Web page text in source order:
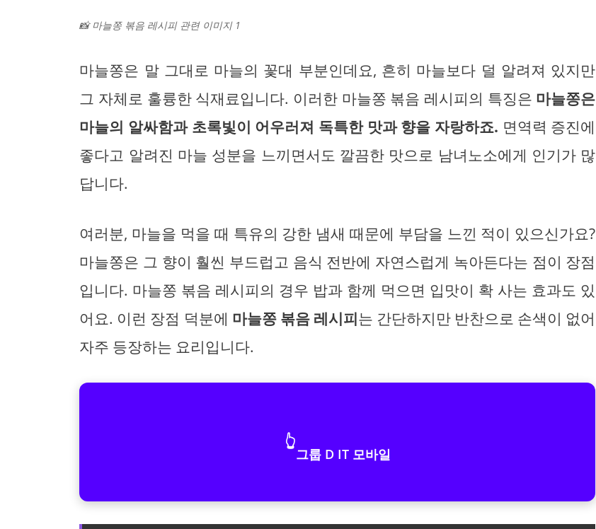
📸 마늘쫑 볶음 레시피 관련 이미지 1
마늘쫑은 말 그대로 마늘의 꽃대 부분인데요, 흔히 마늘보다 덜 알려져 있지만
그 자체로 훌륭한 식재료입니다. 이러한 마늘쫑 볶음 레시피의 특징은 마늘쫑은
마늘의 알싸함과 초록빛이 어우러져 독특한 맛과 향을 자랑하죠. 면역력 증진에
좋다고 알려진 마늘 성분을 느끼면서도 깔끔한 맛으로 남녀노소에게 인기가 많
답니다.
여러분, 마늘을 먹을 때 특유의 강한 냄새 때문에 부담을 느낀 적이 있으신가요?
마늘쫑은 그 향이 훨씬 부드럽고 음식 전반에 자연스럽게 녹아든다는 점이 장점
입니다. 마늘쫑 볶음 레시피의 경우 밥과 함께 먹으면 입맛이 확 사는 효과도 있
어요. 이런 장점 덕분에 마늘쫑 볶음 레시피는 간단하지만 반찬으로 손색이 없어
자주 등장하는 요리입니다.
👆
그룹 D IT 모바일